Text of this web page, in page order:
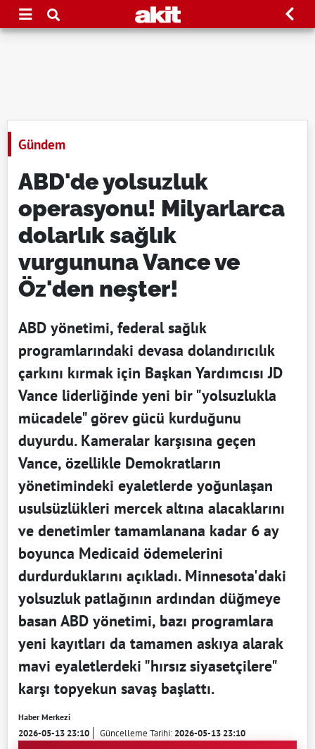
Gündem
ABD'de yolsuzluk
operasyonu! Milyarlarca
dolarlık sağlık
vurgununa Vance ve
Öz'den neşter!
ABD yönetimi, federal sağlık
programlarındaki devasa dolandırıcılık
çarkını kırmak için Başkan Yardımcısı JD
Vance liderliğinde yeni bir "yolsuzlukla
mücadele" görev gücü kurduğunu
duyurdu. Kameralar karşısına geçen
Vance, özellikle Demokratların
yönetimindeki eyaletlerde yoğunlaşan
usulsüzlükleri mercek altına alacaklarını
ve denetimler tamamlanana kadar 6 ay
boyunca Medicaid ödemelerini
durdurduklarını açıkladı. Minnesota'daki
yolsuzluk patlağının ardından düğmeye
basan ABD yönetimi, bazı programlara
yeni kayıtları da tamamen askıya alarak
mavi eyaletlerdeki "hırsız siyasetçilere"
karşı topyekun savaş başlattı.
Haber Merkezi
2026-05-13 23:10 Güncelleme Tarihi:2026-05-13 23:10